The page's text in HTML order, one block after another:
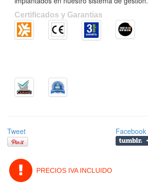
Certificados y Garantias
Tweet Facebook
PRECIOS IVA INCLUIDO